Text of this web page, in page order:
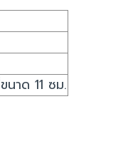
นาด 11 ซม.